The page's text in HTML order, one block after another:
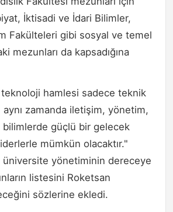
İktisadi ve İdari Bilimler,
Fakülteleri gibi sosyal ve temel
mezunları da kapsadığına
hamlesi sadece teknik
zamanda iletişim, yönetim,
güçlü bir gelecek
mümkün olacaktır."
yönetiminin dereceye
listesini Roketsan
sözlerine ekledi.